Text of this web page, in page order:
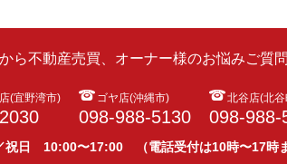
ら不動産売買、オーナー様のお悩みご質
(宜野湾市) ゴヤ店(沖縄市)
098-988-5130
北谷店(北
098-988-
日 10:00〜17:00 （電話受付は10時〜17時ま